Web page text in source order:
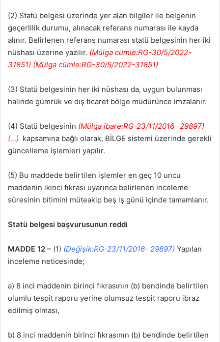
(2) Statü belgesi üzerinde yer alan bilgiler ile belgenin
geçerlilik durumu, alınacak referans numarası ile kayda
alınır. Belirlenen referans numarası statü belgesinin her iki
nüshası üzerine yazılır. (Mülga cümle:RG-30/5/2022-
31851) (Mülga cümle:RG-30/5/2022-31851)
(3) Statü belgesinin her iki nüshası da, uygun bulunması
halinde gümrük ve dış ticaret bölge müdürünce imzalanır.
(4) Statü belgesinin (Mülga ibare:RG-23/11/2016- 29897)
(…) kapsamına bağlı olarak, BİLGE sistemi üzerinde gerekli
güncelleme işlemleri yapılır.
(5) Bu maddede belirtilen işlemler en geç 10 uncu
maddenin ikinci fıkrası uyarınca belirlenen inceleme
süresinin bitimini müteakip beş iş günü içinde tamamlanır.
Statü belgesi başvurusunun reddi
MADDE 12 – (1) (Değişik:RG-23/11/2016- 29897) Yapılan
inceleme neticesinde;
a) 8 inci maddenin birinci fıkrasının (b) bendinde belirtilen
olumlu tespit raporu yerine olumsuz tespit raporu ibraz
edilmiş olması,
b) 8 inci maddenin birinci fıkrasının (b) bendinde belirtilen